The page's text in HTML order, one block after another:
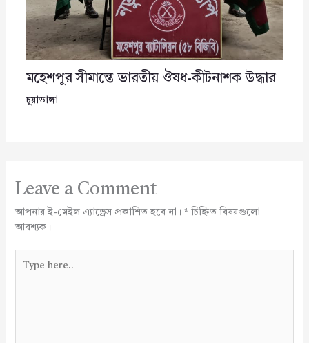
মহেশপুর সীমান্তে ভারতীয় ঔষধ-কীটনাশক উদ্ধার
চুয়াডাঙ্গা
Leave a Comment
আপনার ই-মেইল এ্যাড্রেস প্রকাশিত হবে না। *চিহ্নিত বিষয়গুলো
আবশ্যক।
here..